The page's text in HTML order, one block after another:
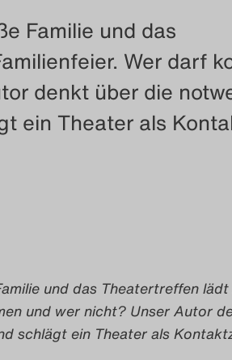
Familie und das
Wer darf
denkt über die
ein Theater als
und das Theatertreffen
und wer nicht? Unser Autor
schlägt ein Theater als